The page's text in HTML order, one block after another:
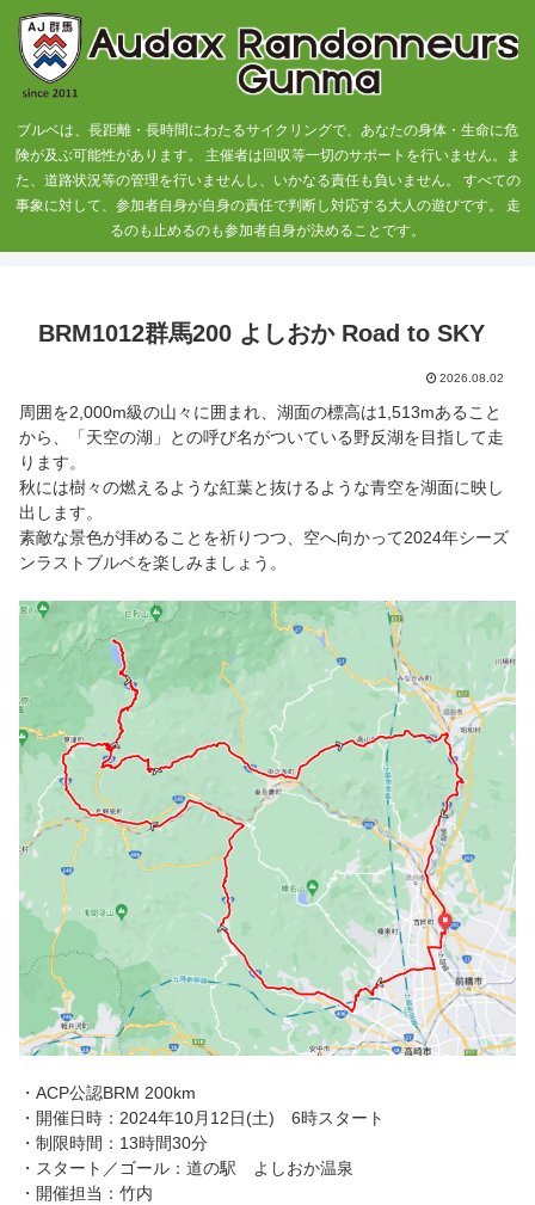
ブルベは、長距離・長時間にわたるサイクリングで、あなたの身体・生命に危
険が及ぶ可能性があります。 主催者は回収等一切のサポートを行いません。ま
た、道路状況等の管理を行いませんし、いかなる責任も負いません。 すべての
事象に対して、参加者自身が自身の責任で判断し対応する大人の遊びです。 走
るのも止めるのも参加者自身が決めることです。
BRM1012群馬200 よしおか Road to SKY
2026.08.02
周囲を2,000m級の山々に囲まれ、湖面の標高は1,513mあること
から、「天空の湖」との呼び名がついている野反湖を目指して走
ります。
秋には樹々の燃えるような紅葉と抜けるような青空を湖面に映し
出します。
素敵な景色が拝めることを祈りつつ、空へ向かって2024年シーズ
ンラストブルベを楽しみましょう。
・ACP公認BRM 200km
・開催日時：2024年10月12日(土) 6時スタート
・制限時間：13時間30分
・スタート／ゴール：道の駅 よしおか温泉
・開催担当：竹内